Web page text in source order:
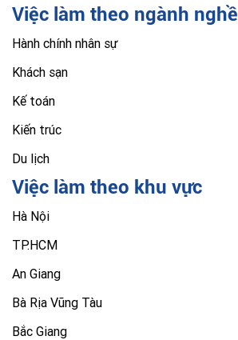
Việc làm theo ngành nghề
Hành chính nhân sự
Khách sạn
Kế toán
Kiến trúc
Du lịch
Việc làm theo khu vực
Hà Nội
TP.HCM
An Giang
Bà Rịa Vũng Tàu
Bắc Giang